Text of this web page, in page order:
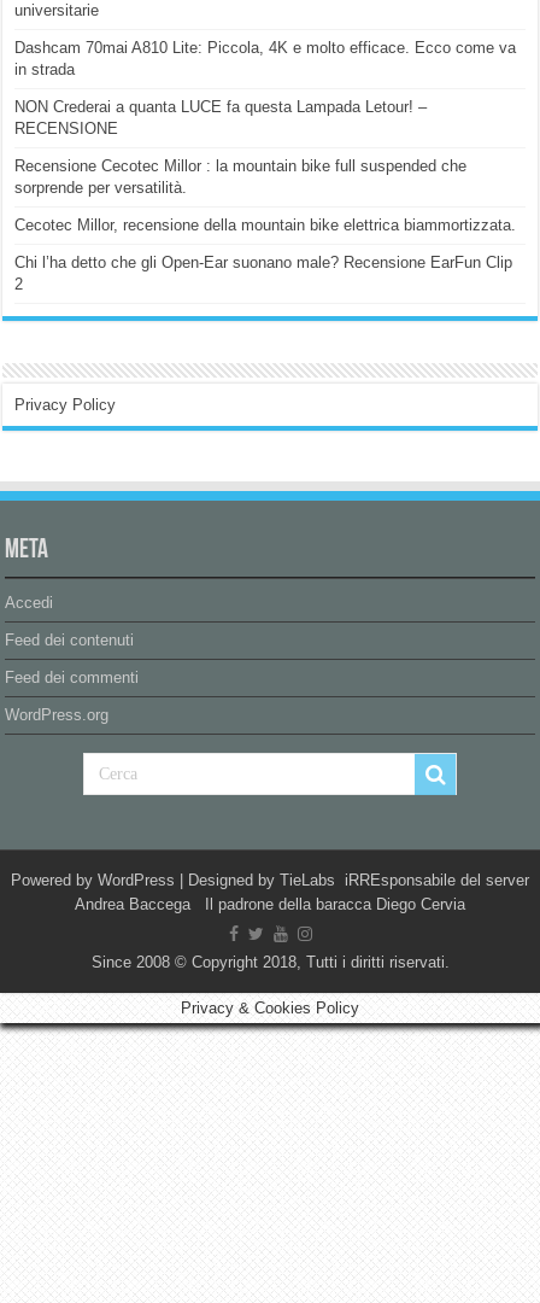
universitarie
Dashcam 70mai A810 Lite: Piccola, 4K e molto efficace. Ecco come va
in strada
NON Crederai a quanta LUCE fa questa Lampada Letour! –
RECENSIONE
Recensione Cecotec Millor : la mountain bike full suspended che
sorprende per versatilità.
Cecotec Millor, recensione della mountain bike elettrica biammortizzata.
Chi l’ha detto che gli Open-Ear suonano male? Recensione EarFun Clip
2
Privacy Policy
Meta
Accedi
Feed dei contenuti
Feed dei commenti
WordPress.org
Powered by WordPress | Designed by TieLabs iRREsponsabile del server
Andrea Baccega Il padrone della baracca Diego Cervia
Since 2008 © Copyright 2018, Tutti i diritti riservati.
Privacy & Cookies Policy